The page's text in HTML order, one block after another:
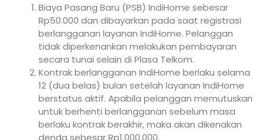
Biaya Pasang Baru (PSB) IndiHome sebesar
Rp50.000 dan dibayarkan pada saat registrasi
berlangganan layanan IndiHome. Pelanggan
tidak diperkenankan melakukan pembayaran
secara tunai selain di Plasa Telkom.
Kontrak berlangganan IndiHome berlaku selama
12 (dua belas) bulan setelah layanan IndiHome
berstatus aktif. Apabila pelanggan memutuskan
untuk berhenti berlangganan sebelum masa
berlaku kontrak berakhir, maka akan dikenakan
denda sebesar Rp1.000.000.